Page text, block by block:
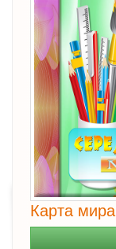
Карта мира